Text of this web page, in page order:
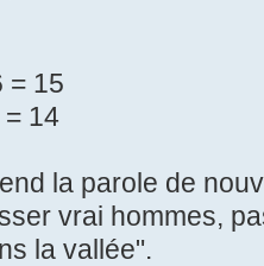
= 15
14
la parole de
vrai hommes,
la vallée".